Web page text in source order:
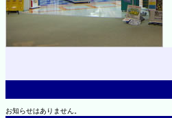
お知らせはありません。